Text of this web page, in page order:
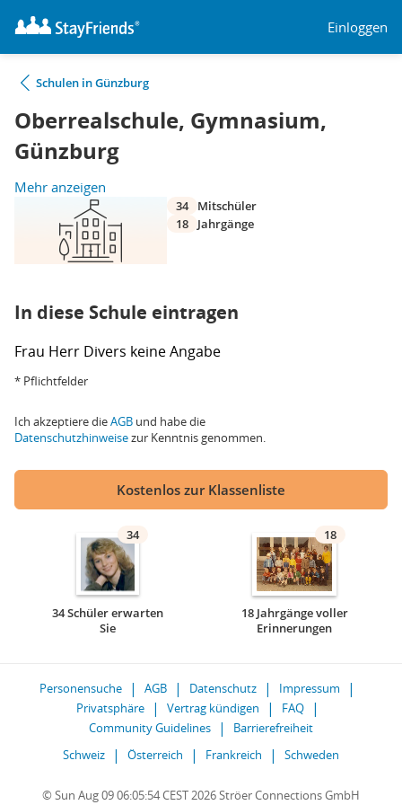
Einloggen
Schulen in Günzburg
Oberrealschule, Gymnasium,
Günzburg
Mehr anzeigen
34
Mitschüler
18
Jahrgänge
In diese Schule eintragen
Frau Herr Divers keine Angabe
* Pflichtfelder
Ich akzeptiere dieAGB und habe die
Datenschutzhinweisezur Kenntnis genommen.
Kostenlos zur Klassenliste
34
34 Schüler erwarten
Sie
18
18 Jahrgänge voller
Erinnerungen
Personensuche AGB Datenschutz
Impressum
Privatsphäre
Vertrag kündigen
FAQ
Community Guidelines
Barrierefreiheit
Schweiz
Österreich Frankreich Schweden
© Sun Aug 09 06:05:54 CEST 2026 Ströer Connections GmbH